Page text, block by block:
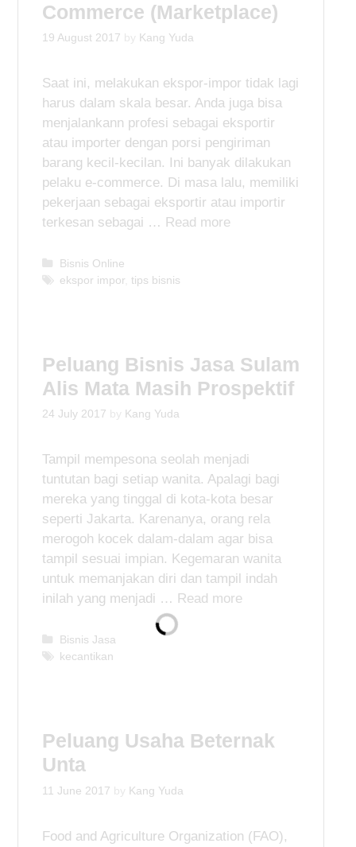
Commerce (Marketplace)
19 August 2017 by Kang Yuda
Saat ini, melakukan ekspor-impor tidak lagi
harus dalam skala besar. Anda juga bisa
menjalankann profesi sebagai eksportir
atau importer dengan porsi pengiriman
barang kecil-kecilan. Ini banyak dilakukan
pelaku e-commerce. Di masa lalu, memiliki
pekerjaan sebagai eksportir atau importir
terkesan sebagai … Read more
C
a
r
i
e
s
Bisnis Online
T
ekspor impor, tips bisnis
Peluang Bisnis Jasa Sulam
Alis Mata Masih Prospektif
24 July 2017 by Kang Yuda
Tampil mempesona seolah menjadi
tuntutan bagi setiap wanita. Apalagi bagi
mereka yang tinggal di kota-kota besar
seperti Jakarta. Karenanya, orang rela
merogoh kocek dalam-dalam agar bisa
tampil sesuai impian. Kegemaran wanita
untuk memanjakan diri dan tampil indah
inilah yang menjadi … Read more
C
a
r
e
s
Bisnis Jasa
T
kecantikan
Peluang Usaha Beternak
Unta
11 June 2017 by Kang Yuda
Food and Agriculture Organization (FAO),